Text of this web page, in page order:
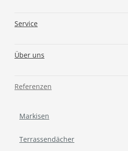
Service
Über uns
Referenzen
Markisen
Terrassendächer